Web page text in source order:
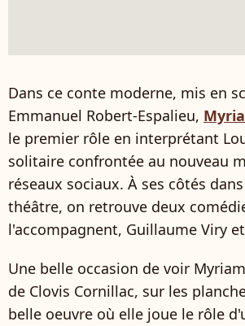
Dans ce conte moderne, mis en
Emmanuel Robert-Espalieu,
le premier rôle en interprétant
solitaire confrontée au nouveau
réseaux sociaux. À ses côtés
théâtre, on retrouve deux
l'accompagnent, Guillaume Viry
Une belle occasion de voir
de Clovis Cornillac, sur les
belle oeuvre où elle joue le rôle